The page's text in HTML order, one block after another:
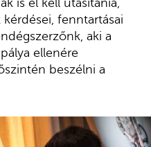
is el kell utasítania,
fenntartásai
aki a
ellenére
beszélni a